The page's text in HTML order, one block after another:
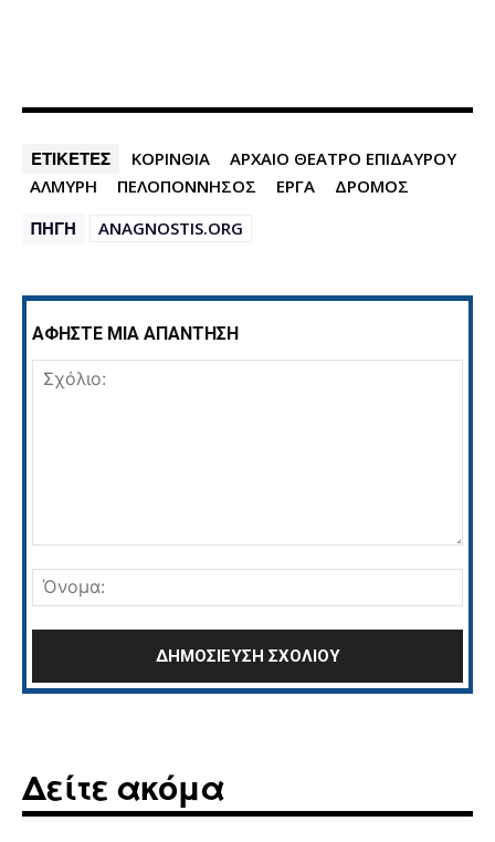
ΕΤΙΚΕΤΕΣ ΚΟΡΙΝΘΙΑ
ΑΡΧΑΙΟ ΘΕΑΤΡΟ ΕΠΙΔΑΥΡΟΥ
ΑΛΜΥΡΗ
ΠΕΛΟΠΟΝΝΗΣΟΣ ΕΡΓΑ ΔΡΟΜΟΣ
ΠΗΓΗ ANAGNOSTIS.ORG
ΑΦΗΣΤΕ ΜΙΑ ΑΠΑΝΤΗΣΗ
Δείτε ακόμα